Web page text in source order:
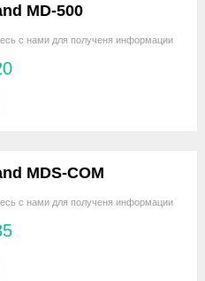
MD-500
с нами для полученя информации
MDS-COM
с нами для полученя информации